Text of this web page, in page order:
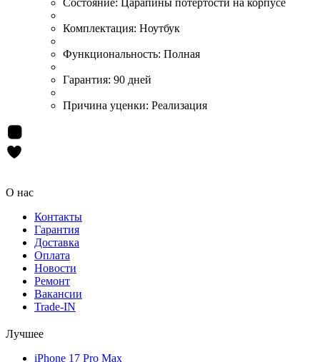
Комплектация: Ноутбук
Функциональность: Полная
Гарантия: 90 дней
Причина уценки: Реализация
О нас
Контакты
Гарантия
Доставка
Оплата
Новости
Ремонт
Вакансии
Trade-IN
Лучшее
iPhone 17 Pro Max